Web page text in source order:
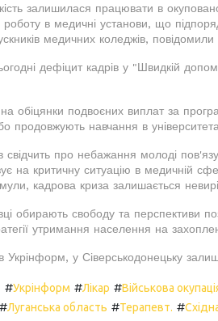
залишилася працювати в
в медичні установи, що
медичних коледжів,
дефіцит кадрів у "Швидкій
обіцянки подвоєних виплат за
продовжують навчання в
свідчить про небажання молоді
на критичну ситуацію в медичній
кадрова криза залишається
обирають свободу та перспективи
утримання населення на
Укрінформ, у Сіверськодонецьку
#Укрінформ #Лікар #Військова
#Луганська область #Терапевт. #